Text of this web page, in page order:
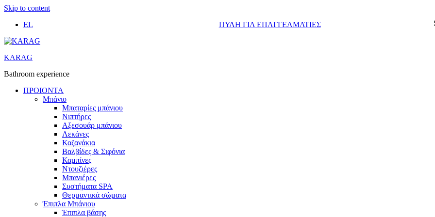
Skip to content
EL
ΠΥΛΗ ΓΙΑ ΕΠΑΓΓΕΛΜΑΤΙΕΣ
KARAG
Bathroom experience
ΠΡΟΙΟΝΤΑ
Μπάνιο
Μπαταρίες μπάνιου
Νιπτήρες
Αξεσουάρ μπάνιου
Λεκάνες
Καζανάκια
Βαλβίδες & Σιφόνια
Καμπίνες
Ντουζιέρες
Μπανιέρες
Συστήματα SPA
Θερμαντικά σώματα
Έπιπλα Μπάνιου
Έπιπλα βάσης